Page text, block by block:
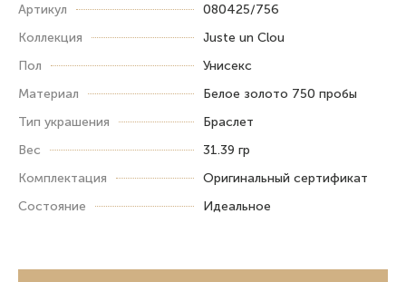
Артикул
080425/756
Коллекция
Juste un Clou
Пол
Унисекс
Материал
Белое золото 750 пробы
Тип украшения
Браслет
Вес
31.39 гр
Комплектация
Оригинальный сертификат
Состояние
Идеальное